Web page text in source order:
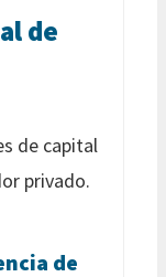
de
de capital
privado.
de